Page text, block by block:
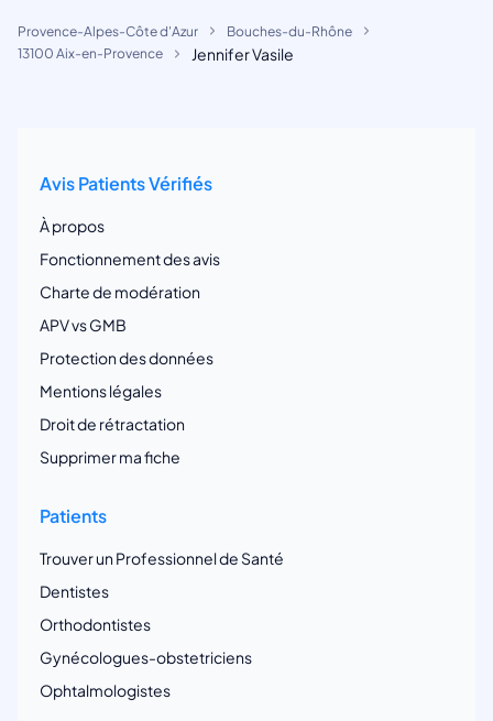
Provence-Alpes-Côte d'Azur
Bouches-du-Rhône
13100 Aix-en-Provence
Jennifer Vasile
Avis Patients Vérifiés
À propos
Fonctionnement des avis
Charte de modération
APV vs GMB
Protection des données
Mentions légales
Droit de rétractation
Supprimer ma fiche
Patients
Trouver un Professionnel de Santé
Dentistes
Orthodontistes
Gynécologues-obstetriciens
Ophtalmologistes